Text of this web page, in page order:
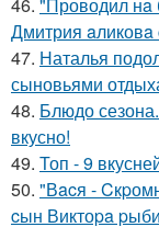
Дмитрия aликовa
47. Наталья
сыновьями
48. Блюдо сезона.
вкусно!
49. Топ - 9
50. "Вacя -
cын Виктоpa